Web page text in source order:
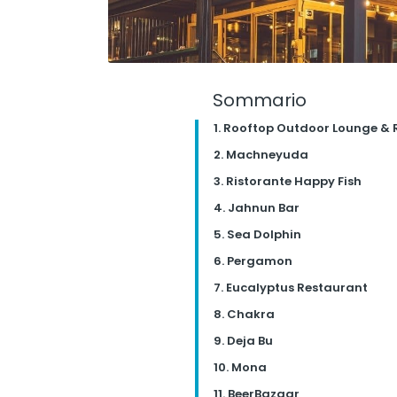
Sommario
1. Rooftop Outdoor Lounge &
2. Machneyuda
3. Ristorante Happy Fish
4. Jahnun Bar
5. Sea Dolphin
6. Pergamon
7. Eucalyptus Restaurant
8. Chakra
9. Deja Bu
10. Mona